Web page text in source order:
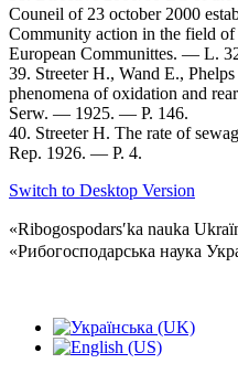
Couneil of 23 october 2000
Community action in the field
European Communittes. — L.
39. Streeter H., Wand E.,
phenomena of oxidation and
Serw. — 1925. — Р. 146.
40. Streeter H. The rate of
Rep. 1926. — Р. 4.
Switch to Desktop Version
«Ribogospodarsʹka nauka
«Рибогосподарська наука